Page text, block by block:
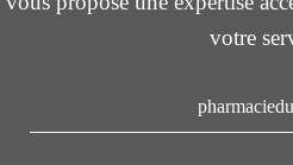
votre